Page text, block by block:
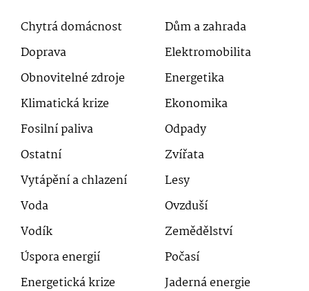
Chytrá domácnost
Dům a zahrada
Doprava
Elektromobilita
Obnovitelné zdroje
Energetika
Klimatická krize
Ekonomika
Fosilní paliva
Odpady
Ostatní
Zvířata
Vytápění a chlazení
Lesy
Voda
Ovzduší
Vodík
Zemědělství
Úspora energií
Počasí
Energetická krize
Jaderná energie